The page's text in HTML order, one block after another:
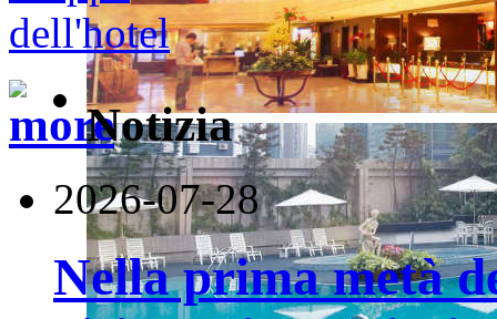
Notizia
2026-07-28
Nella prima metà